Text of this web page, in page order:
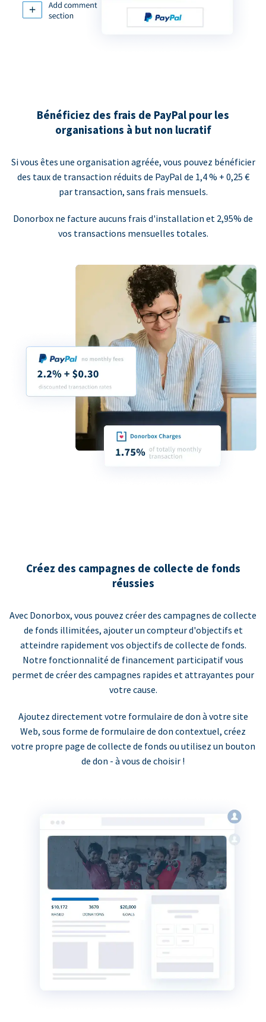
Bénéficiez des frais de PayPal pour les
organisations à but non lucratif
Si vous êtes une organisation agréée, vous pouvez bénéficier
des taux de transaction réduits de PayPal de 1,4 % + 0,25 €
par transaction, sans frais mensuels.
Donorbox ne facture aucuns frais d'installation et 2,95% de
vos transactions mensuelles totales.
Créez des campagnes de collecte de fonds
réussies
Avec Donorbox, vous pouvez créer des campagnes de collecte
de fonds illimitées, ajouter un compteur d'objectifs et
atteindre rapidement vos objectifs de collecte de fonds.
Notre fonctionnalité de financement participatif vous
permet de créer des campagnes rapides et attrayantes pour
votre cause.
Ajoutez directement votre formulaire de don à votre site
Web, sous forme de formulaire de don contextuel, créez
votre propre page de collecte de fonds ou utilisez un bouton
de don - à vous de choisir !